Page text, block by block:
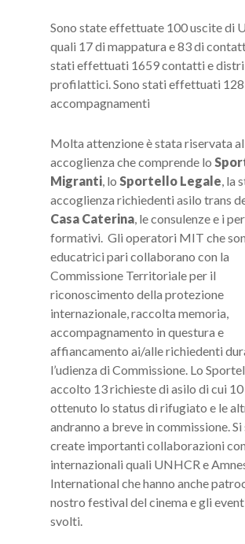
Sono state effettuate 100 uscite di
quali 17 di mappatura e 83 di
stati effettuati 1659 contatti e
profilattici. Sono stati effettuati 128
accompagnamenti
Molta attenzione è stata riservata
accoglienza che comprende lo
Migranti, lo Sportello Legale, la
accoglienza richiedenti asilo trans
Casa Caterina, le consulenze e i
formativi. Gli operatori MIT che
educatrici pari collaborano con la
Commissione Territoriale per il
riconoscimento della protezione
internazionale, raccolta memoria,
accompagnamento in questura e
affiancamento ai/alle richiedenti
l’udienza di Commissione. Lo
accolto 13 richieste di asilo di cui 10
ottenuto lo status di rifugiato e le
andranno a breve in commissione. Si
create importanti collaborazioni
internazionali quali UNHCR e
International che hanno anche
nostro festival del cinema e gli
svolti.